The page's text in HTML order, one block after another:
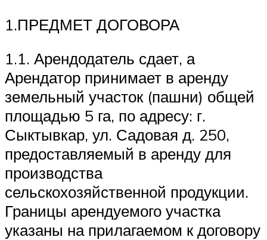
1.ПРЕДМЕТ ДОГОВОРА
1.1. Арендодатель сдает, а
Арендатор принимает в аренду
земельный участок (пашни) общей
площадью 5 га, по адресу: г.
Сыктывкар, ул. Садовая д. 250,
предоставляемый в аренду для
производства
сельскохозяйственной продукции.
Границы арендуемого участка
указаны на прилагаемом к договору